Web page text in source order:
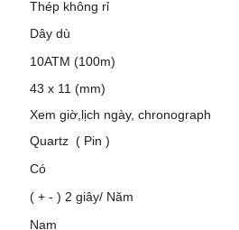
Thép không rỉ
Dây dù
10ATM (100m)
43 x 11 (mm)
Xem giờ,lịch ngày, chronograph
Quartz ( Pin )
Có
( + - ) 2 giây/ Năm
Nam